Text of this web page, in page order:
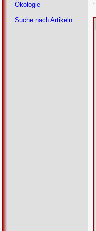
Ökologie
Suche nach Artikeln